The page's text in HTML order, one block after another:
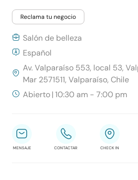
Reclama tu negocio
Salón de belleza
Español
Av. Valparaíso 553, local 53,
Mar 2571511, Valparaíso, Chile
Abierto|10:30 am - 7:00 pm
MENSAJE CONTACTAR CHECK IN